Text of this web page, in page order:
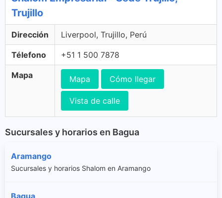
Trujillo
Dirección Liverpool, Trujillo, Perú
Télefono +51 1 500 7878
Mapa Mapa Cómo llegar
Vista de calle
Sucursales y horarios en Bagua
Aramango
Sucursales y horarios Shalom en Aramango
Bagua